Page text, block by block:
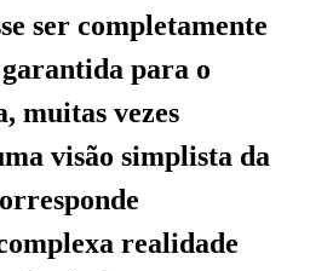
ser completamente
para o
muitas vezes
visão simplista da
realidade